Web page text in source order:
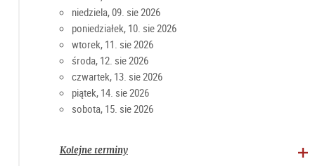
niedziela, 09. sie 2026
poniedziałek, 10. sie 2026
wtorek, 11. sie 2026
środa, 12. sie 2026
czwartek, 13. sie 2026
piątek, 14. sie 2026
sobota, 15. sie 2026
Kolejne terminy